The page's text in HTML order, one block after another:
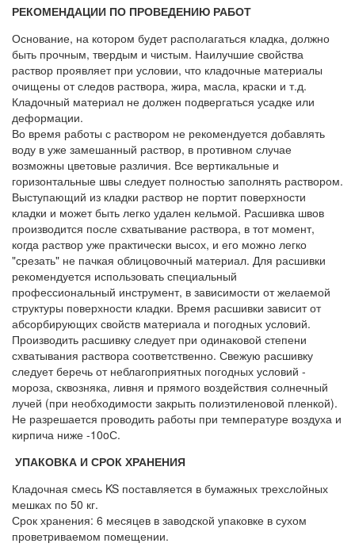
РЕКОМЕНДАЦИИ ПО ПРОВЕДЕНИЮ РАБОТ
Основание, на котором будет располагаться кладка, должно
быть прочным, твердым и чистым. Наилучшие свойства
раствор проявляет при условии, что кладочные материалы
очищены от следов раствора, жира, масла, краски и т.д.
Кладочный материал не должен подвергаться усадке или
деформации.
Во время работы с раствором не рекомендуется добавлять
воду в уже замешанный раствор, в противном случае
возможны цветовые различия. Все вертикальные и
горизонтальные швы следует полностью заполнять раствором.
Выступающий из кладки раствор не портит поверхности
кладки и может быть легко удален кельмой. Расшивка швов
производится после схватывание раствора, в тот момент,
когда раствор уже практически высох, и его можно легко
"срезать" не пачкая облицовочный материал. Для расшивки
рекомендуется использовать специальный
профессиональный инструмент, в зависимости от желаемой
структуры поверхности кладки. Время расшивки зависит от
абсорбирующих свойств материала и погодных условий.
Производить расшивку следует при одинаковой степени
схватывания раствора соответственно. Свежую расшивку
следует беречь от неблагоприятных погодных условий -
мороза, сквозняка, ливня и прямого воздействия солнечный
лучей (при необходимости закрыть полиэтиленовой пленкой).
Не разрешается проводить работы при температуре воздуха и
кирпича ниже -10oС.
УПАКОВКА И СРОК ХРАНЕНИЯ
Кладочная смесь KS поставляется в бумажных трехслойных
мешках по 50 кг.
Срок хранения: 6 месяцев в заводской упаковке в сухом
проветриваемом помещении.